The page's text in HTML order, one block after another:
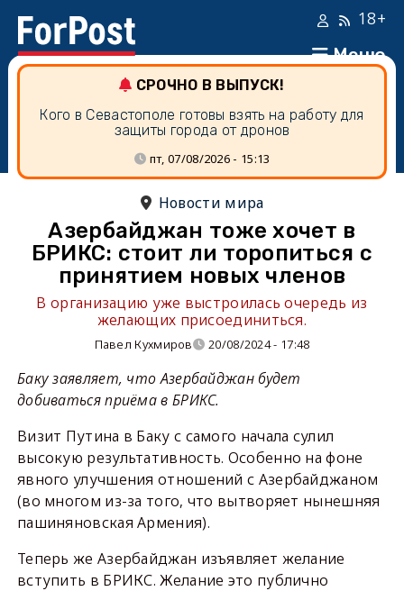
Меню
18+
СРОЧНО В ВЫПУСК!
Кого в Севастополе готовы взять на работу для
защиты города от дронов
пт, 07/08/2026 - 15:13
Новости мира
Азербайджан тоже хочет в
БРИКС: стоит ли торопиться с
принятием новых членов
В организацию уже выстроилась очередь из
желающих присоединиться.
Павел Кухмиров 20/08/2024 - 17:48
Баку заявляет, что Азербайджан будет
добиваться приёма в БРИКС.
Визит Путина в Баку с самого начала сулил
высокую результативность. Особенно на фоне
явного улучшения отношений с Азербайджаном
(во многом из-за того, что вытворяет нынешняя
пашиняновская Армения).
Теперь же Азербайджан изъявляет желание
вступить в БРИКС. Желание это публично